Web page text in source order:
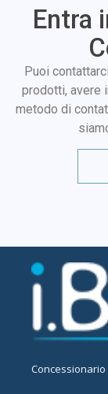
Entra
Puoi
prodotti, avere
metodo di
Concessionario